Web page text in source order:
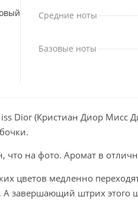
Средние ноты
Базовые ноты
Dior (Кристиан Диор Мисс
что на фото. Аромат в
цветов медленно
завершающий штрих этого